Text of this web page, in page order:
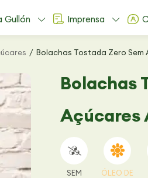
Gullón Imprensa
Bolachas Tostada Zero Sem
Bolachas
Açúcares
SEM
ÓLEO DE